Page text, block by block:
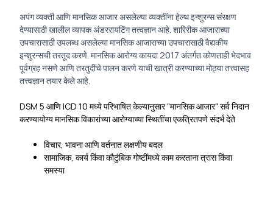
अपंग व्यक्ती आणि मानसिक आजार असलेल्या व्यक्तींना हेल्थ इन्शुरन्स संरक्षण
देण्यासाठी खालील व्यापक अंडररायटिंग तत्वज्ञान आहे. शारिरीक आजाराच्या
उपचारासाठी उपलब्ध असलेल्या मानसिक आजाराच्या उपचारासाठी वैद्यकीय
इन्शुरन्सची तरतूद करणे. मानसिक आरोग्य कायदा 2017 अंतर्गत कोणताही भेदभाव
पूर्वग्रह नसणे आणि तरतुदींचे पालन करणे याची खात्री करण्याच्या मोठ्या तत्त्वासह
तत्त्वज्ञान तयार केले आहे.
DSM 5 आणि ICD 10 मध्ये परिभाषित केल्यानुसार "मानसिक आजार" सर्व निदान
करण्यायोग्य मानसिक विकारांच्या आरोग्याच्या स्थितींचा एकत्रितपणे संदर्भ देते
विचार, भावना आणि वर्तनात लक्षणीय बदल
सामाजिक, कार्य किंवा कौटुंबिक गोष्टींमध्ये काम करताना त्रास किंवा
समस्या